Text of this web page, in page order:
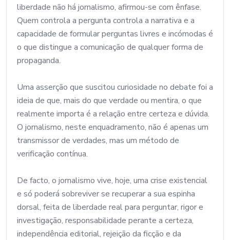
liberdade não há jornalismo, afirmou-se com ênfase.
Quem controla a pergunta controla a narrativa e a
capacidade de formular perguntas livres e incómodas é
o que distingue a comunicação de qualquer forma de
propaganda.
Uma asserção que suscitou curiosidade no debate foi a
ideia de que, mais do que verdade ou mentira, o que
realmente importa é a relação entre certeza e dúvida.
O jornalismo, neste enquadramento, não é apenas um
transmissor de verdades, mas um método de
verificação contínua.
De facto, o jornalismo vive, hoje, uma crise existencial
e só poderá sobreviver se recuperar a sua espinha
dorsal, feita de liberdade real para perguntar, rigor e
investigação, responsabilidade perante a certeza,
independência editorial, rejeição da ficção e da